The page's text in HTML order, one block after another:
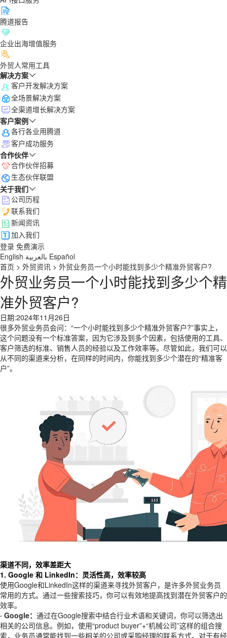
腾道报告
企业出海增值服务
外贸人常用工具
解决方案
客户开发解决方案
全场景解决方案
全渠道增长解决方案
客户案例
各行各业用腾道
客户成功服务
合作伙伴
合作伙伴招募
生态伙伴联盟
关于我们
公司历程
联系我们
新闻资讯
加入我们
登录 免费演示
English بالعربية Español
首页 > 外贸资讯 > 外贸业务员一个小时能找到多少个精准外贸客户?
外贸业务员一个小时能找到多少个精
准外贸客户?
日期:2024年11月26日
很多外贸业务员会问：“一个小时能找到多少个精准外贸客户?”事实上，
这个问题没有一个标准答案，因为它涉及到多个因素，包括使用的工具、
客户筛选的标准、销售人员的经验以及工作效率等。尽管如此，我们可以
从不同的渠道来分析，在同样的时间内，你能找到多少个潜在的“精准客
户”。
渠道不同，效率差距大
1. Google 和 LinkedIn：灵活性高，效率较高
使用Google和LinkedIn这样的渠道来寻找外贸客户，是许多外贸业务员
常用的方式。通过一些搜索技巧，你可以有效地提高找到潜在外贸客户的
效率。
· Google： 通过在Google搜索中结合行业术语和关键词，你可以筛选出
相关的公司信息。例如，使用“product buyer”+“机械公司”这样的组合搜
索，业务员通常能找到一些相关的公司或采购经理的联系方式。对于有经